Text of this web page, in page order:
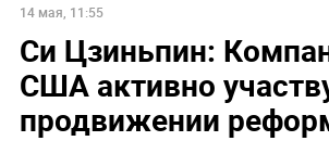
14 мая, 11:55
Си Цзиньпин:
США активно
продвижении